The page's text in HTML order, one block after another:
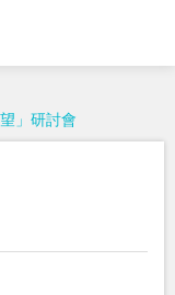
」研討會